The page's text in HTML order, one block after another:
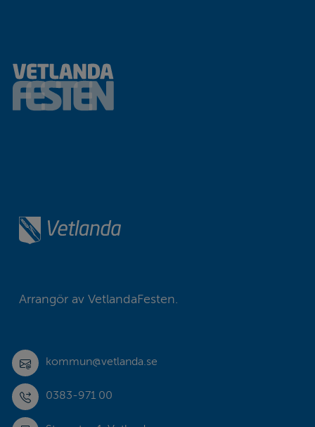
Arrangör av VetlandaFesten.
kommun@vetlanda.se
0383-971 00